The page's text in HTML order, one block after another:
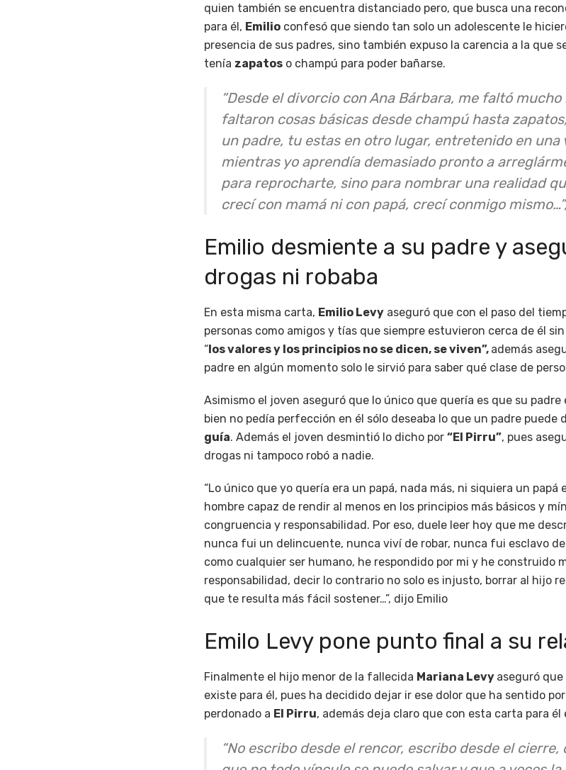
quien también se encuentra distanciado pero, que busca una
para él, Emilio confesó que siendo tan solo un adolescente le
presencia de sus padres, sino también expuso la carencia a la que
tenía zapatos o champú para poder bañarse.
“Desde el divorcio con Ana Bárbara, me faltó
faltaron cosas básicas desde champú hasta
un padre, tu estas en otro lugar, entretenido en una
mientras yo aprendía demasiado pronto a
para reprocharte, sino para nombrar una realidad
crecí con mamá ni con papá, crecí conmigo
Emilio desmiente a su padre y
drogas ni robaba
En esta misma carta, Emilio Levy aseguró que con el paso del
personas como amigos y tías que siempre estuvieron cerca de él
“los valores y los principios no se dicen, se viven”, además
padre en algún momento solo le sirvió para saber qué clase de
Asimismo el joven aseguró que lo único que quería es que su
bien no pedía perfección en él sólo deseaba lo que un padre puede
guía. Además el joven desmintió lo dicho por “El Pirru”, pues
drogas ni tampoco robó a nadie.
“Lo único que yo quería era un papá, nada más, ni siquiera un papá
hombre capaz de rendir al menos en los principios más básicos y
congruencia y responsabilidad. Por eso, duele leer hoy que me
nunca fui un delincuente, nunca viví de robar, nunca fui esclavo
como cualquier ser humano, he respondido por mi y he construido
responsabilidad, decir lo contrario no solo es injusto, borrar al hijo
que te resulta más fácil sostener…”, dijo Emilio
Emilo Levy pone punto final a su
Finalmente el hijo menor de la fallecida Mariana Levy aseguró
existe para él, pues ha decidido dejar ir ese dolor que ha sentido
perdonado a El Pirru, además deja claro que con esta carta para él
“No escribo desde el rencor, escribo desde el